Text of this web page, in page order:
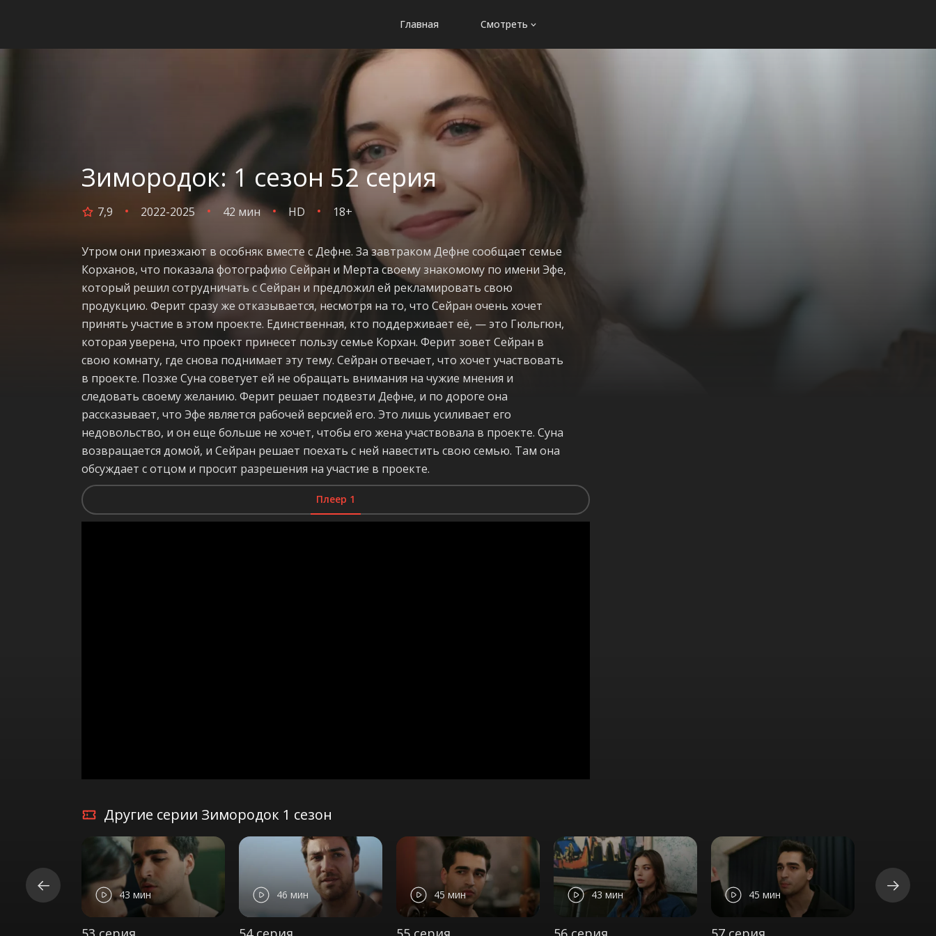
Главная Смотреть
Зимородок: 1 сезон 52 серия
7,9 2022-2025 42 мин HD 18+
Утром они приезжают в особняк вместе с Дефне. За завтраком Дефне сообщает семье
Корханов, что показала фотографию Сейран и Мерта своему знакомому по имени Эфе,
который решил сотрудничать с Сейран и предложил ей рекламировать свою
продукцию. Ферит сразу же отказывается, несмотря на то, что Сейран очень хочет
принять участие в этом проекте. Единственная, кто поддерживает её, — это Гюльгюн,
которая уверена, что проект принесет пользу семье Корхан. Ферит зовет Сейран в
свою комнату, где снова поднимает эту тему. Сейран отвечает, что хочет участвовать
в проекте. Позже Суна советует ей не обращать внимания на чужие мнения и
следовать своему желанию. Ферит решает подвезти Дефне, и по дороге она
рассказывает, что Эфе является рабочей версией его. Это лишь усиливает его
недовольство, и он еще больше не хочет, чтобы его жена участвовала в проекте. Суна
возвращается домой, и Сейран решает поехать с ней навестить свою семью. Там она
обсуждает с отцом и просит разрешения на участие в проекте.
Плеер 1
Другие серии Зимородок 1 сезон
43 мин 46 мин 45 мин 43 мин 45 мин 44